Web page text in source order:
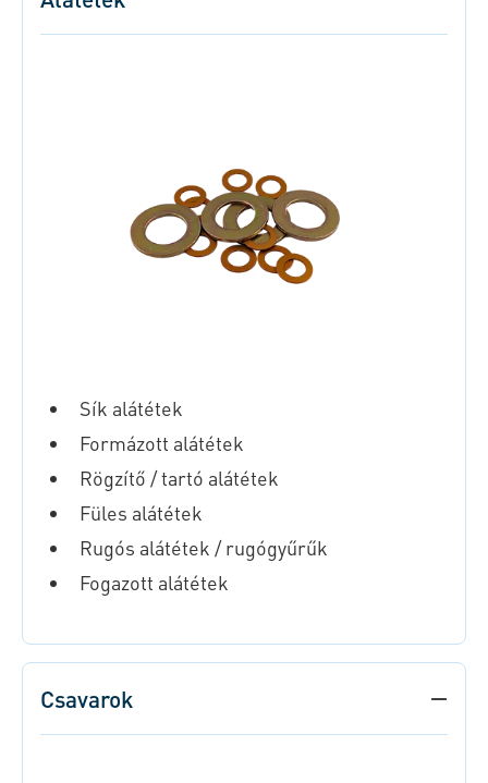
Sík alátétek
Formázott alátétek
Rögzítő / tartó alátétek
Füles alátétek
Rugós alátétek / rugógyűrűk
Fogazott alátétek
Csavarok